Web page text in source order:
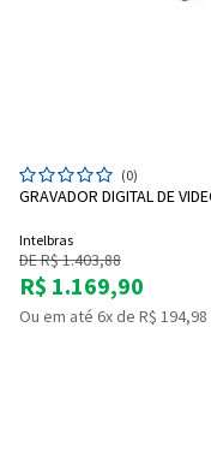
(0)
GRAVADOR DIGITAL DE
Intelbras
DE R$ 1.403,88
R$ 1.169,90
Ou em até 6x de R$ 194,98